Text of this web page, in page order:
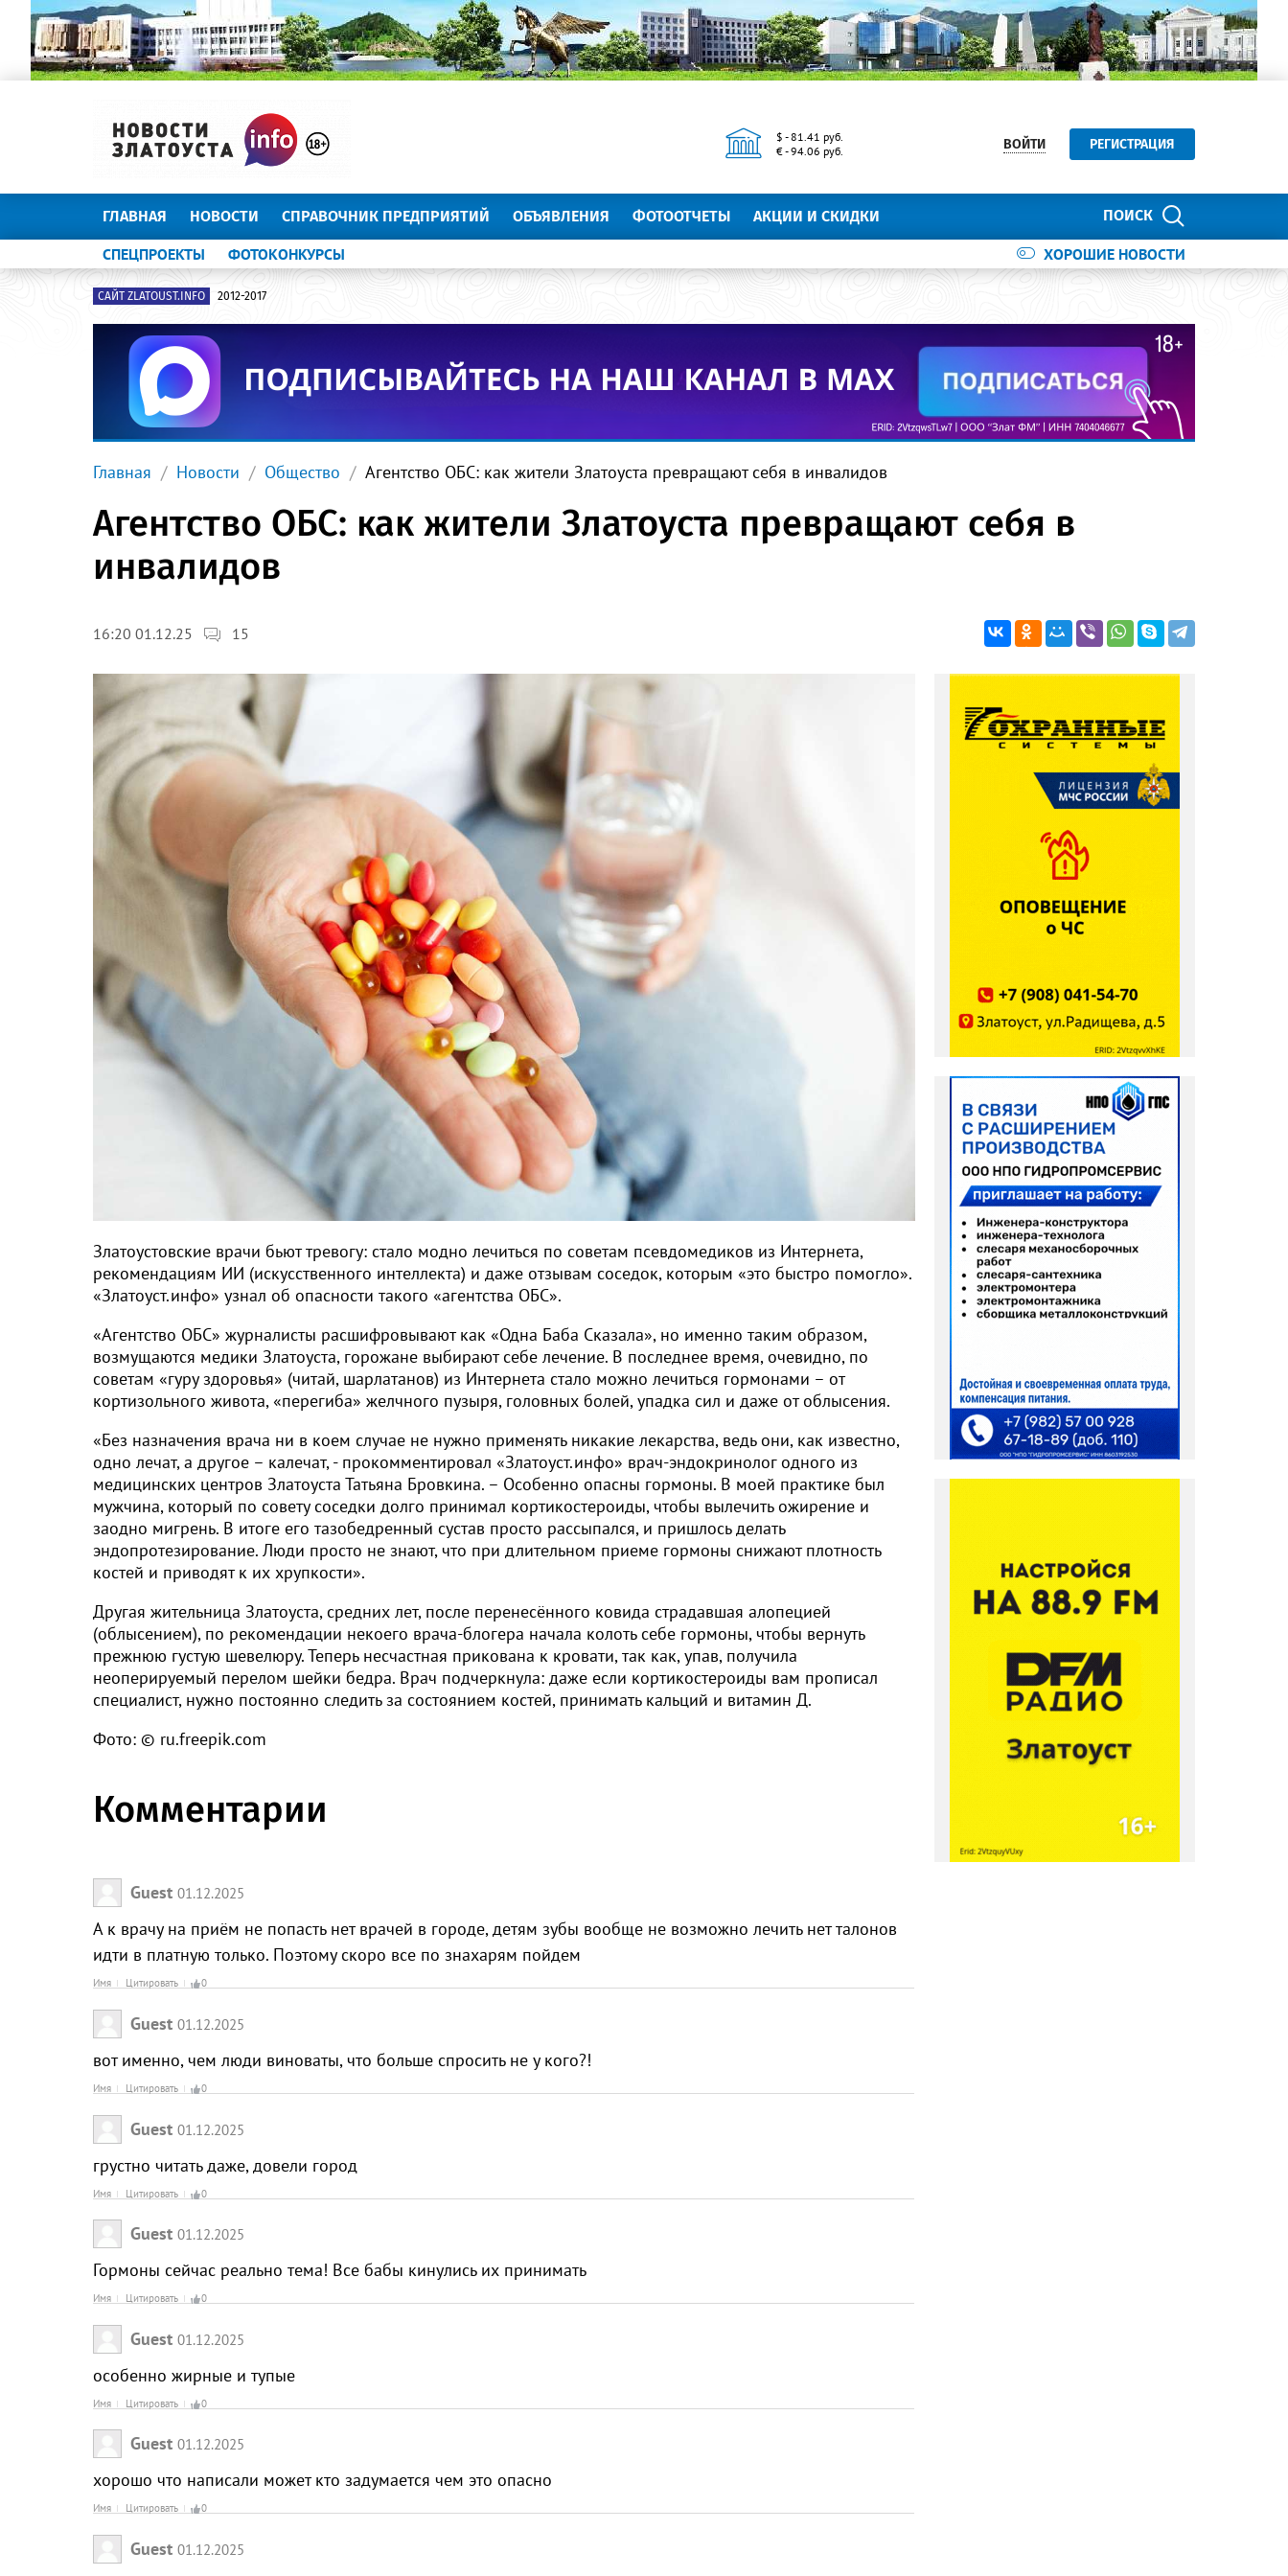
$ - 81.41 руб.
€ - 94.06 руб.
ВОЙТИ РЕГИСТРАЦИЯ
ПОИСК
ГЛАВНАЯ НОВОСТИ СПРАВОЧНИК ПРЕДПРИЯТИЙ ОБЪЯВЛЕНИЯ ФОТООТЧЕТЫ АКЦИИ И СКИДКИ
ХОРОШИЕ НОВОСТИ
СПЕЦПРОЕКТЫ ФОТОКОНКУРСЫ
САЙТ ZLATOUST.INFO 2012-2017
Главная Новости Общество Агентство ОБС: как жители Златоуста превращают себя в инвалидов
Агентство ОБС: как жители Златоуста превращают себя в
инвалидов
16:20 01.12.25 15
Златоустовские врачи бьют тревогу: стало модно лечиться по советам псевдомедиков из Интернета,
рекомендациям ИИ (искусственного интеллекта) и даже отзывам соседок, которым «это быстро помогло».
«Златоуст.инфо» узнал об опасности такого «агентства ОБС».
«Агентство ОБС» журналисты расшифровывают как «Одна Баба Сказала», но именно таким образом,
возмущаются медики Златоуста, горожане выбирают себе лечение. В последнее время, очевидно, по
советам «гуру здоровья» (читай, шарлатанов) из Интернета стало можно лечиться гормонами – от
кортизольного живота, «перегиба» желчного пузыря, головных болей, упадка сил и даже от облысения.
«Без назначения врача ни в коем случае не нужно применять никакие лекарства, ведь они, как известно,
одно лечат, а другое – калечат, - прокомментировал «Златоуст.инфо» врач-эндокринолог одного из
медицинских центров Златоуста Татьяна Бровкина. – Особенно опасны гормоны. В моей практике был
мужчина, который по совету соседки долго принимал кортикостероиды, чтобы вылечить ожирение и
заодно мигрень. В итоге его тазобедренный сустав просто рассыпался, и пришлось делать
эндопротезирование. Люди просто не знают, что при длительном приеме гормоны снижают плотность
костей и приводят к их хрупкости».
Другая жительница Златоуста, средних лет, после перенесённого ковида страдавшая алопецией
(облысением), по рекомендации некоего врача-блогера начала колоть себе гормоны, чтобы вернуть
прежнюю густую шевелюру. Теперь несчастная прикована к кровати, так как, упав, получила
неоперируемый перелом шейки бедра. Врач подчеркнула: даже если кортикостероиды вам прописал
специалист, нужно постоянно следить за состоянием костей, принимать кальций и витамин Д.
Фото: © ru.freepik.com
Комментарии
Guest 01.12.2025
А к врачу на приём не попасть нет врачей в городе, детям зубы вообще не возможно лечить нет талонов
идти в платную только. Поэтому скоро все по знахарям пойдем
Имя Цитировать 0
Guest 01.12.2025
вот именно, чем люди виноваты, что больше спросить не у кого?!
Имя Цитировать 0
Guest 01.12.2025
грустно читать даже, довели город
Имя Цитировать 0
Guest 01.12.2025
Гормоны сейчас реально тема! Все бабы кинулись их принимать
Имя Цитировать 0
Guest 01.12.2025
особенно жирные и тупые
Имя Цитировать 0
Guest 01.12.2025
хорошо что написали может кто задумается чем это опасно
Имя Цитировать 0
Guest 01.12.2025